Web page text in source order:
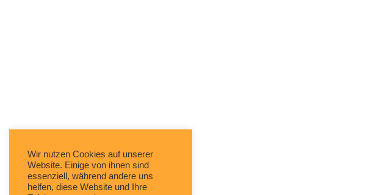
Wir nutzen Cookies auf unserer
Website. Einige von ihnen sind
essenziell, während andere uns
helfen, diese Website und Ihre